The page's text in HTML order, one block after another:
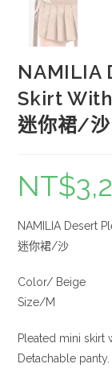
NAMILIA
Skirt
迷你裙/沙
NT$
NAMILIA Desert
迷你裙/沙
Color/ Beige
Size/M
Pleated mini skirt
Detachable